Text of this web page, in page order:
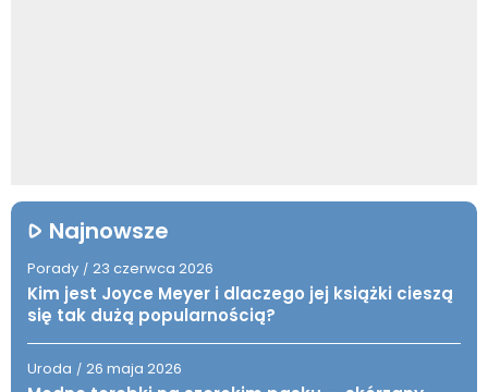
Najnowsze
Porady / 23 czerwca 2026
Kim jest Joyce Meyer i dlaczego jej książki cieszą
się tak dużą popularnością?
Uroda / 26 maja 2026